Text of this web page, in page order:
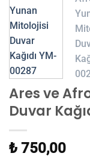
Ares ve
Duvar
₺ 750,00